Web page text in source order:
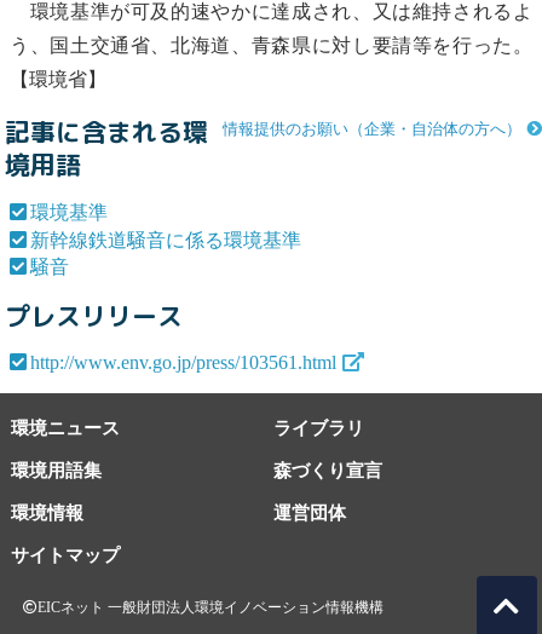
環境基準が可及的速やかに達成され、又は維持されるよ
う、国土交通省、北海道、青森県に対し要請等を行った。
【環境省】
情報提供のお願い（企業・自治体の方へ）
記事に含まれる環
境用語
環境基準
新幹線鉄道騒音に係る環境基準
騒音
プレスリリース
http://www.env.go.jp/press/103561.html
環境ニュース ライブラリ
環境用語集 森づくり宣言
環境情報
サイトマップ
運営団体
EICネット 一般財団法人環境イノベーション情報機構